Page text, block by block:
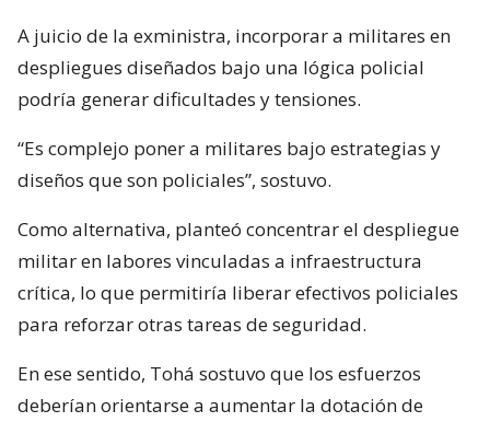
A juicio de la exministra, incorporar a militares en
despliegues diseñados bajo una lógica policial
podría generar dificultades y tensiones.
“Es complejo poner a militares bajo estrategias y
diseños que son policiales”, sostuvo.
Como alternativa, planteó concentrar el despliegue
militar en labores vinculadas a infraestructura
crítica, lo que permitiría liberar efectivos policiales
para reforzar otras tareas de seguridad.
En ese sentido, Tohá sostuvo que los esfuerzos
deberían orientarse a aumentar la dotación de